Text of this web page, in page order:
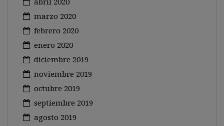
marzo 2020
febrero 2020
enero 2020
diciembre 2019
noviembre 2019
octubre 2019
septiembre 2019
agosto 2019